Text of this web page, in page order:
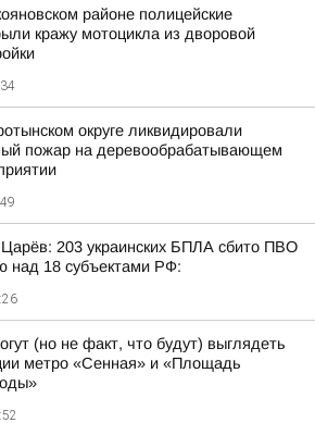
районе полицейские
кражу мотоцикла из дворовой
округе ликвидировали
пожар на деревообрабатывающем
203 украинских БПЛА сбито ПВО
над 18 субъектами РФ:
(но не факт, что будут) выглядеть
метро «Сенная» и «Площадь